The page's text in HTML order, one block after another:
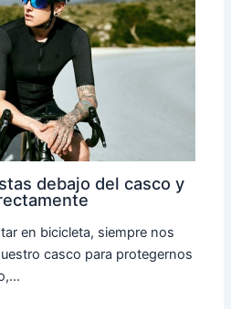
debajo del casco y
en bicicleta, siempre nos
casco para protegernos